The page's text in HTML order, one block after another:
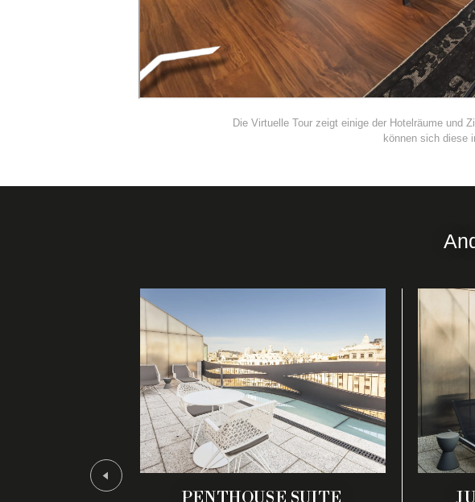
Die Virtuelle Tour zeigt einige der Hotelräume und
können sich diese